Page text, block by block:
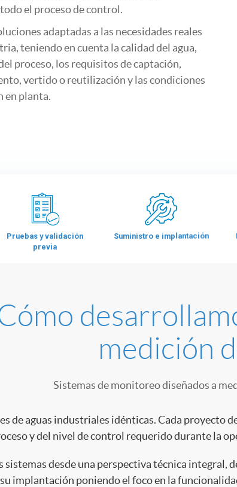
el proceso de control.
adaptadas a las necesidades reales
teniendo en cuenta la calidad del agua,
proceso, los requisitos de captación,
vertido o reutilización y las condiciones
en planta.
Pruebas y validación
previa
Suministro e implantación
medición
Sistemas de monitoreo diseñados a
de aguas industriales idénticas. Cada proyecto
y del nivel de control requerido durante la
sistemas desde una perspectiva técnica integral,
implantación poniendo el foco en la